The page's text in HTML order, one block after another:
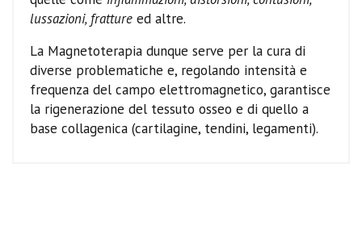
lussazioni, fratture ed altre.
La Magnetoterapia dunque serve per la cura di
diverse problematiche e, regolando intensità e
frequenza del campo elettromagnetico, garantisce
la rigenerazione del tessuto osseo e di quello a
base collagenica (cartilagine, tendini, legamenti).